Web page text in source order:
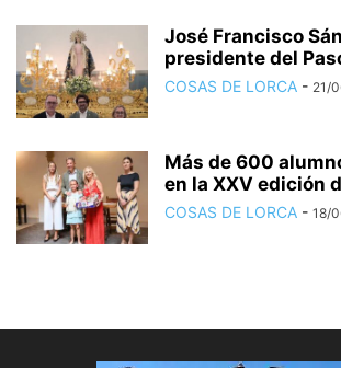
José Francisco
presidente del
COSAS DE LORCA - 21/
Más de 600
en la XXV edición
COSAS DE LORCA - 18/